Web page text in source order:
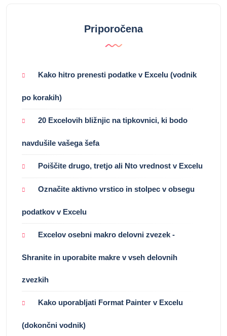
Priporočena
Kako hitro prenesti podatke v Excelu (vodnik
po korakih)
20 Excelovih bližnjic na tipkovnici, ki bodo
navdušile vašega šefa
Poiščite drugo, tretjo ali Nto vrednost v Excelu
Označite aktivno vrstico in stolpec v obsegu
podatkov v Excelu
Excelov osebni makro delovni zvezek -
Shranite in uporabite makre v vseh delovnih
zvezkih
Kako uporabljati Format Painter v Excelu
(dokončni vodnik)